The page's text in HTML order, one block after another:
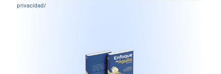
privacidad/